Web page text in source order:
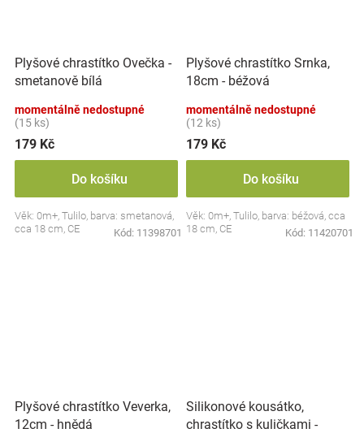
Plyšové chrastítko Ovečka -
smetanově bílá
momentálně nedostupné
(15 ks)
179 Kč
Do košíku
Věk: 0m+, Tulilo, barva: smetanová,
cca 18 cm, CE
Kód: 11398701
Plyšové chrastítko Srnka,
18cm - béžová
momentálně nedostupné
(12 ks)
179 Kč
Do košíku
Věk: 0m+, Tulilo, barva: béžová, cca
18 cm, CE
Kód: 11420701
Plyšové chrastítko Veverka,
12cm - hnědá
Silikonové kousátko,
chrastítko s kuličkami -